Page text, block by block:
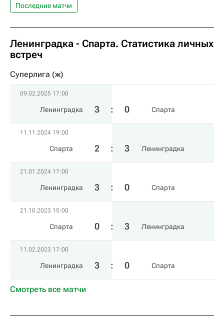
Последние матчи
Ленинградка - Спарта. Статистика личных
встреч
Суперлига (ж)
09.02.2025 17:00
Ленинградка 3 : 0 Спарта
11.11.2024 19:00
Спарта 2 : 3 Ленинградка
21.01.2024 17:00
Ленинградка 3 : 0 Спарта
21.10.2023 15:00
Спарта 0 : 3 Ленинградка
11.02.2023 17:00
Ленинградка 3 : 0 Спарта
Смотреть все матчи